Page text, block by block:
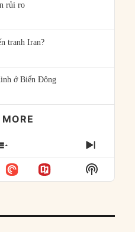
rủi ro
tranh Iran?
ở Biển Đông
SHOW
EPISODES
LIST
NEXT
Show
Podcast